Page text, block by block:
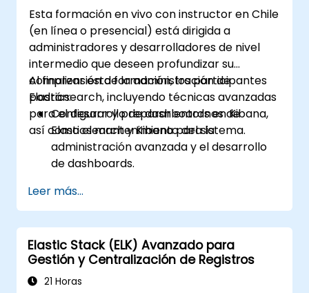
Esta formación en vivo con instructor en Chile
(en línea o presencial) está dirigida a
administradores y desarrolladores de nivel
intermedio que deseen profundizar su
comprensión de la administración de
Elasticsearch, incluyendo técnicas avanzadas
para el desarrollo de dashboards en Kibana,
así como el mantenimiento del sistema.
Al finalizar esta formación, los participantes
podrán:
Configurar y preparar entornos de
Elasticsearch y Kibana para la
administración avanzada y el desarrollo
de dashboards.
modelos de datos en Elasticsearch.
Desarrollar consultas y filtros avanzados
para extraer información valiosa de los
datos de Elasticsearch.
Diseñar y construir dashboards
interactivos en Kibana utilizando diversos
Leer más...
Elastic Stack (ELK) Avanzado para
Gestión y Centralización de Registros
21 Horas